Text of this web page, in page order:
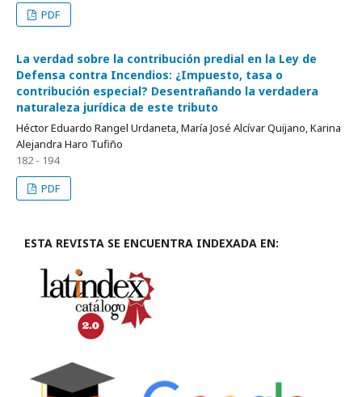
PDF
La verdad sobre la contribución predial en la Ley de
Defensa contra Incendios: ¿Impuesto, tasa o
contribución especial? Desentrañando la verdadera
naturaleza jurídica de este tributo
Héctor Eduardo Rangel Urdaneta, María José Alcívar Quijano, Karina
Alejandra Haro Tufiño
182 - 194
PDF
ESTA REVISTA SE ENCUENTRA INDEXADA EN: